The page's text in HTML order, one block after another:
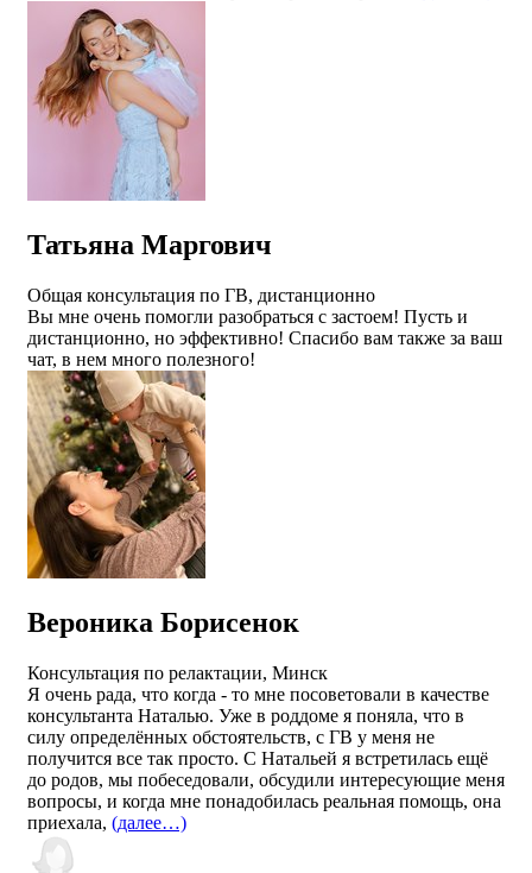
Татьяна Маргович
Общая консультация по ГВ, дистанционно
Вы мне очень помогли разобраться с застоем! Пусть и
дистанционно, но эффективно! Спасибо вам также за ваш
чат, в нем много полезного!
Вероника Борисенок
Консультация по релактации, Минск
Я очень рада, что когда - то мне посоветовали в качестве
консультанта Наталью. Уже в роддоме я поняла, что в
силу определённых обстоятельств, с ГВ у меня не
получится все так просто. С Натальей я встретилась ещё
до родов, мы побеседовали, обсудили интересующие меня
вопросы, и когда мне понадобилась реальная помощь, она
приехала, (далее…)